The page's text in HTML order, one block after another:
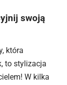
swoją
która
to stylizacja
W kilka